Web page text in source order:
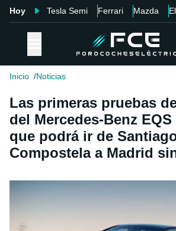
Hoy Tesla Semi Ferrari Mazda
Inicio Noticias
Las primeras pruebas
del Mercedes-Benz
que podrá ir de
Compostela a Madrid